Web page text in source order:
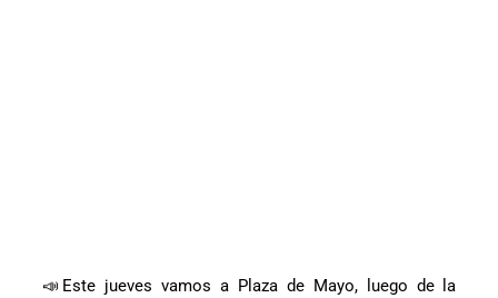
📣Este jueves vamos a Plaza de Mayo, luego de la